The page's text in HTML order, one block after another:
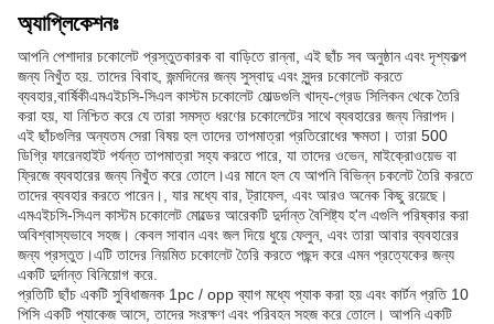
অ্যাপ্লিকেশনঃ
আপনি পেশাদার চকোলেট প্রস্তুতকারক বা বাড়িতে রান্না, এই ছাঁচ সব অনুষ্ঠান এবং দৃশ্যকল্প
জন্য নিখুঁত হয়. তাদের বিবাহ, জন্মদিনের জন্য সুস্বাদু এবং সুন্দর চকোলেট করতে
ব্যবহার,বার্ষিকীএমএইচসি-সিএল কাস্টম চকোলেট মোল্ডগুলি খাদ্য-গ্রেড সিলিকন থেকে তৈরি
করা হয়, যা নিশ্চিত করে যে তারা সমস্ত ধরণের চকোলেটের সাথে ব্যবহারের জন্য নিরাপদ।
এই ছাঁচগুলির অন্যতম সেরা বিষয় হল তাদের তাপমাত্রা প্রতিরোধের ক্ষমতা। তারা 500
ডিগ্রি ফারেনহাইট পর্যন্ত তাপমাত্রা সহ্য করতে পারে, যা তাদের ওভেন, মাইক্রোওয়েভ বা
ফ্রিজে ব্যবহারের জন্য নিখুঁত করে তোলে।এর মানে হল যে আপনি বিভিন্ন চকলেট তৈরি করতে
তাদের ব্যবহার করতে পারেন।, যার মধ্যে বার, ট্রাফেল, এবং আরও অনেক কিছু রয়েছে।
এমএইচসি-সিএল কাস্টম চকোলেট মোল্ডের আরেকটি দুর্দান্ত বৈশিষ্ট্য হ'ল এগুলি পরিষ্কার করা
অবিশ্বাস্যভাবে সহজ। কেবল সাবান এবং জল দিয়ে ধুয়ে ফেলুন, এবং তারা আবার ব্যবহারের
জন্য প্রস্তুত।এটি তাদের নিয়মিত চকোলেট তৈরি করতে পছন্দ করে এমন প্রত্যেকের জন্য
একটি দুর্দান্ত বিনিয়োগ করে.
প্রতিটি ছাঁচ একটি সুবিধাজনক 1pc / opp ব্যাগ মধ্যে প্যাক করা হয় এবং কার্টন প্রতি 10
পিসি একটি প্যাকেজ আসে, তাদের সংরক্ষণ এবং পরিবহন সহজ করে তোলে। আপনি একটি